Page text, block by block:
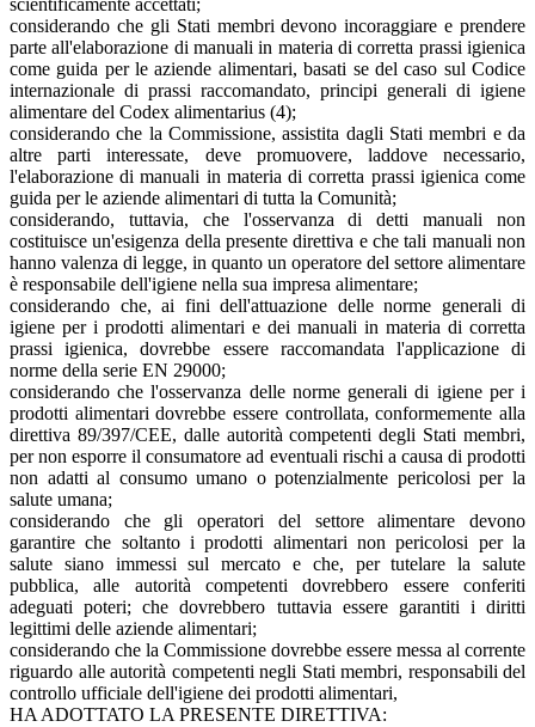
scientificamente accettati;
considerando che gli Stati membri devono incoraggiare e prendere
parte all'elaborazione di manuali in materia di corretta prassi igienica
come guida per le aziende alimentari, basati se del caso sul Codice
internazionale di prassi raccomandato, principi generali di igiene
alimentare del Codex alimentarius (4);
considerando che la Commissione, assistita dagli Stati membri e da
altre parti interessate, deve promuovere, laddove necessario,
l'elaborazione di manuali in materia di corretta prassi igienica come
guida per le aziende alimentari di tutta la Comunità;
considerando, tuttavia, che l'osservanza di detti manuali non
costituisce un'esigenza della presente direttiva e che tali manuali non
hanno valenza di legge, in quanto un operatore del settore alimentare
è responsabile dell'igiene nella sua impresa alimentare;
considerando che, ai fini dell'attuazione delle norme generali di
igiene per i prodotti alimentari e dei manuali in materia di corretta
prassi igienica, dovrebbe essere raccomandata l'applicazione di
norme della serie EN 29000;
considerando che l'osservanza delle norme generali di igiene per i
prodotti alimentari dovrebbe essere controllata, conformemente alla
direttiva 89/397/CEE, dalle autorità competenti degli Stati membri,
per non esporre il consumatore ad eventuali rischi a causa di prodotti
non adatti al consumo umano o potenzialmente pericolosi per la
salute umana;
considerando che gli operatori del settore alimentare devono
garantire che soltanto i prodotti alimentari non pericolosi per la
salute siano immessi sul mercato e che, per tutelare la salute
pubblica, alle autorità competenti dovrebbero essere conferiti
adeguati poteri; che dovrebbero tuttavia essere garantiti i diritti
legittimi delle aziende alimentari;
considerando che la Commissione dovrebbe essere messa al corrente
riguardo alle autorità competenti negli Stati membri, responsabili del
controllo ufficiale dell'igiene dei prodotti alimentari,
HA ADOTTATO LA PRESENTE DIRETTIVA: